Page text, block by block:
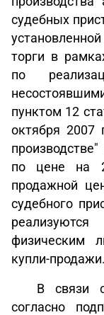
судебных
торги в
по
пунктом 12
октября 2007
по цене на
продажной
судебного
физическим
купли-продажи.
В связи
согласно